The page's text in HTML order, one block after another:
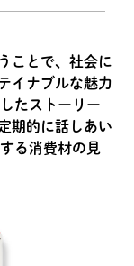
ことで、社会に
イナブルな魅力
たストーリー
期的に話しあい
る消費材の見